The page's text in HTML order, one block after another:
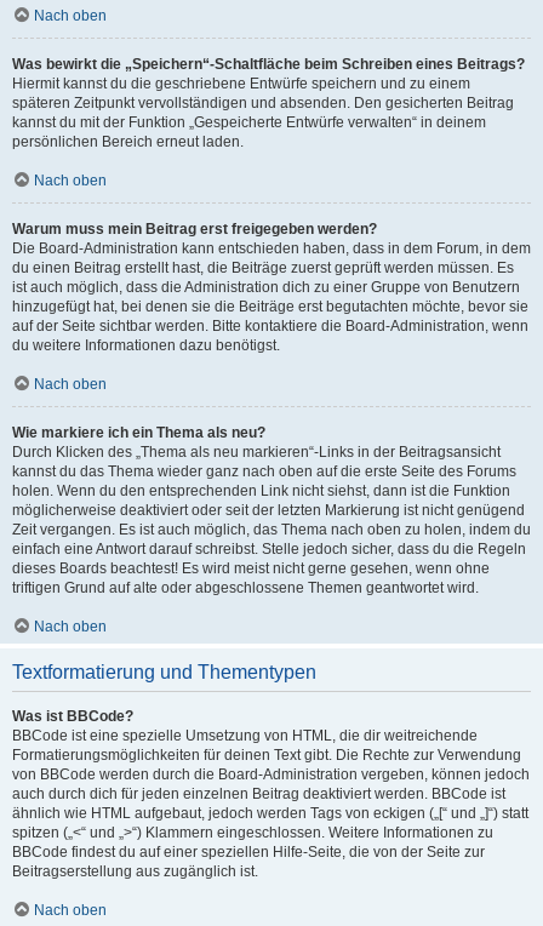
Nach oben
Was bewirkt die „Speichern“-Schaltfläche beim Schreiben eines Beitrags?
Hiermit kannst du die geschriebene Entwürfe speichern und zu einem
späteren Zeitpunkt vervollständigen und absenden. Den gesicherten Beitrag
kannst du mit der Funktion „Gespeicherte Entwürfe verwalten“ in deinem
persönlichen Bereich erneut laden.
Nach oben
Warum muss mein Beitrag erst freigegeben werden?
Die Board-Administration kann entschieden haben, dass in dem Forum, in dem
du einen Beitrag erstellt hast, die Beiträge zuerst geprüft werden müssen. Es
ist auch möglich, dass die Administration dich zu einer Gruppe von Benutzern
hinzugefügt hat, bei denen sie die Beiträge erst begutachten möchte, bevor sie
auf der Seite sichtbar werden. Bitte kontaktiere die Board-Administration, wenn
du weitere Informationen dazu benötigst.
Nach oben
Wie markiere ich ein Thema als neu?
Durch Klicken des „Thema als neu markieren“-Links in der Beitragsansicht
kannst du das Thema wieder ganz nach oben auf die erste Seite des Forums
holen. Wenn du den entsprechenden Link nicht siehst, dann ist die Funktion
möglicherweise deaktiviert oder seit der letzten Markierung ist nicht genügend
Zeit vergangen. Es ist auch möglich, das Thema nach oben zu holen, indem du
einfach eine Antwort darauf schreibst. Stelle jedoch sicher, dass du die Regeln
dieses Boards beachtest! Es wird meist nicht gerne gesehen, wenn ohne
triftigen Grund auf alte oder abgeschlossene Themen geantwortet wird.
Nach oben
Textformatierung und Thementypen
Was ist BBCode?
BBCode ist eine spezielle Umsetzung von HTML, die dir weitreichende
Formatierungsmöglichkeiten für deinen Text gibt. Die Rechte zur Verwendung
von BBCode werden durch die Board-Administration vergeben, können jedoch
auch durch dich für jeden einzelnen Beitrag deaktiviert werden. BBCode ist
ähnlich wie HTML aufgebaut, jedoch werden Tags von eckigen („[“ und „]“) statt
spitzen („<“ und „>“) Klammern eingeschlossen. Weitere Informationen zu
BBCode findest du auf einer speziellen Hilfe-Seite, die von der Seite zur
Beitragserstellung aus zugänglich ist.
Nach oben